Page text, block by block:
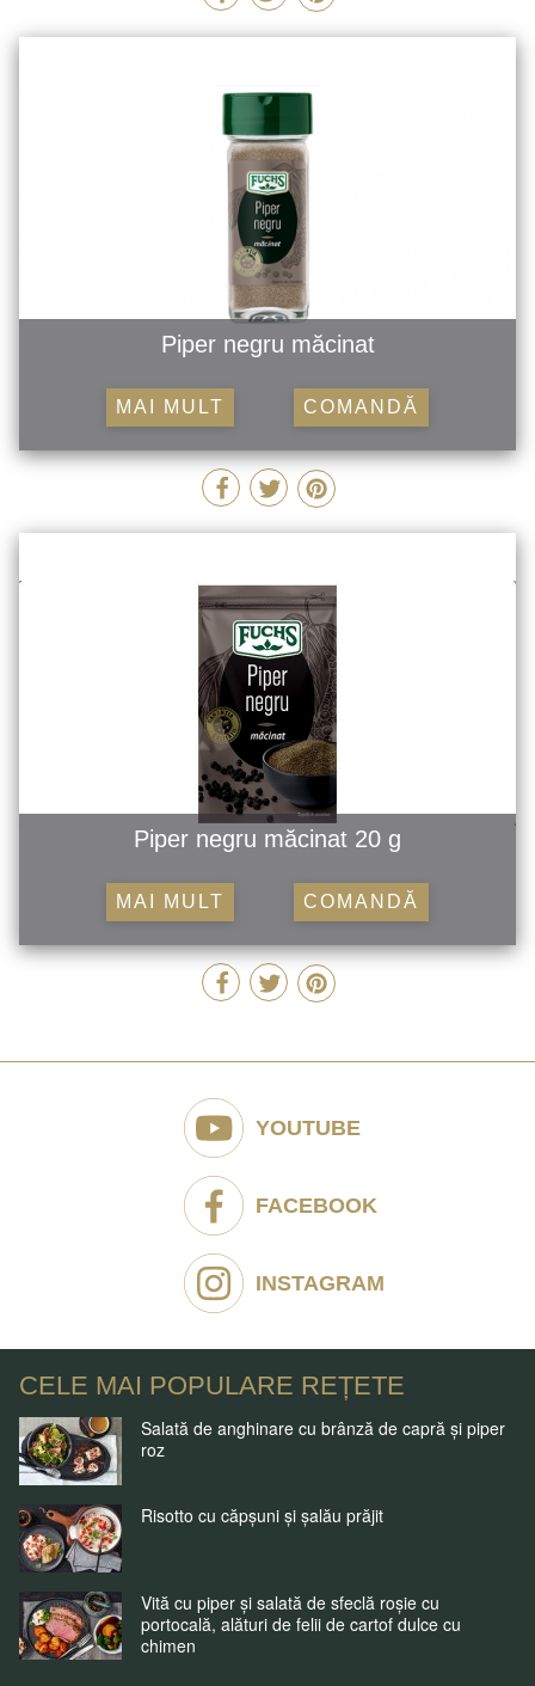
Piper negru măcinat
MAI MULT COMANDĂ
Piper negru măcinat 20 g
MAI MULT COMANDĂ
YOUTUBE
FACEBOOK
INSTAGRAM
CELE MAI POPULARE REȚETE
Salată de anghinare cu brânză de capră și piper
roz
Risotto cu căpșuni și șalău prăjit
Vită cu piper și salată de sfeclă roșie cu
portocală, alături de felii de cartof dulce cu
chimen